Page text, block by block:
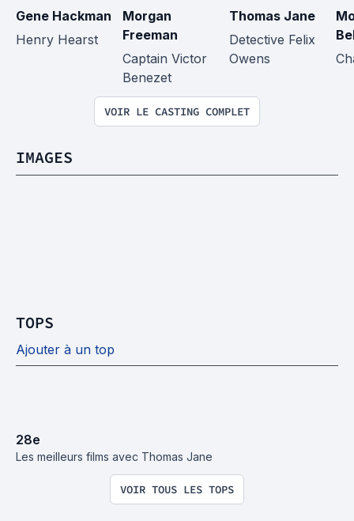
Gene Hackman
Henry Hearst
Morgan
Freeman
Captain Victor
Benezet
Thomas Jane
Detective Felix
Owens
VOIR LE CASTING COMPLET
IMAGES
TOPS
Ajouter à un top
28e
Les meilleurs films avec Thomas Jane
VOIR TOUS LES TOPS